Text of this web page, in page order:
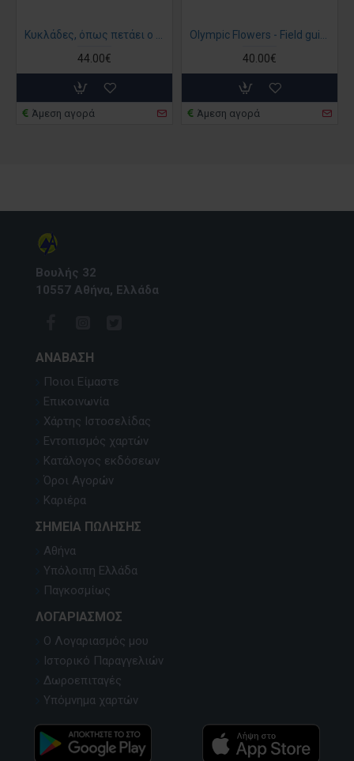
44.00€
Άμεση αγορά
40.00€
Άμεση αγορά
Βουλής 32
10557 Αθήνα, Ελλάδα
ΑΝΆΒΑΣΗ
Ποιοι Είμαστε
Επικοινωνία
Χάρτης Ιστοσελίδας
Εντοπισμός χαρτών
Κατάλογος εκδόσεων
Όροι Αγορών
Καριέρα
ΣΗΜΕΊΑ ΠΏΛΗΣΗΣ
Αθήνα
Υπόλοιπη Ελλάδα
Παγκοσμίως
ΛΟΓΑΡΙΑΣΜΌΣ
Ο Λογαριασμός μου
Ιστορικό Παραγγελιών
Δωροεπιταγές
Υπόμνημα χαρτών